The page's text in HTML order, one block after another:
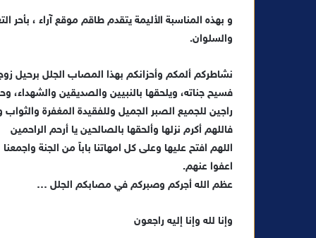
و
ن
و بهذه المناسبة الأليمة يتقدم طاقم موقع آراء ،
والسلوان.
نشاطركم ألمكم وأحزانكم بهذا المصاب الجلل برحيل
فسيح جناته، ويلحقها بالنبيين والصديقين والشهداء،
راجين للجميع الصبر الجميل وللفقيدة المغفرة والثواب
فاللهم أكرم نزلها وألحقها بالصالحين يا أرحم الراحمين
اللهم افتح عليها وعلى كل امهاتنا باباً من الجنة
اعفوا عنهم.
عظم الله أجركم وصبركم في مصابكم الجلل …
وإنا لله وإنا إليه راجعون